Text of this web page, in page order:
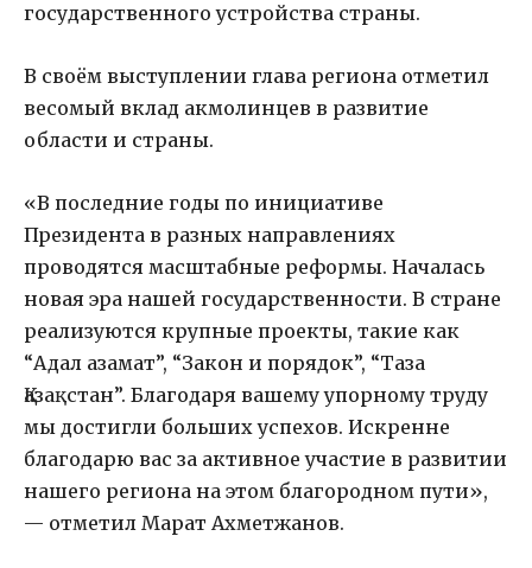
государственного устройства страны.
В своём выступлении глава региона отметил
весомый вклад акмолинцев в развитие
области и страны.
«В последние годы по инициативе
Президента в разных направлениях
проводятся масштабные реформы. Началась
новая эра нашей государственности. В стране
реализуются крупные проекты, такие как
“Адал азамат”, “Закон и порядок”, “Таза
Қазақстан”. Благодаря вашему упорному труду
мы достигли больших успехов. Искренне
благодарю вас за активное участие в развитии
нашего региона на этом благородном пути»,
— отметил Марат Ахметжанов.